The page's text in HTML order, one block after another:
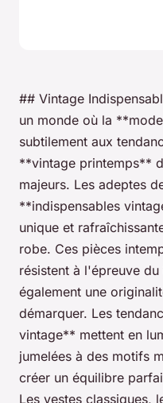
## Vintage
un monde où la
subtilement aux
**vintage printemps**
majeurs. Les adeptes
**indispensables
unique et
robe. Ces pièces
résistent à l'épreuve
également une
démarquer. Les
vintage** mettent en
jumelées à des motifs
créer un équilibre
Les vestes classiques,